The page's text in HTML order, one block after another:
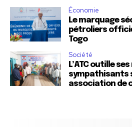
Économie
Le marquage
pétroliers
Togo
Société
L’ATC outille
sympathisants
association de